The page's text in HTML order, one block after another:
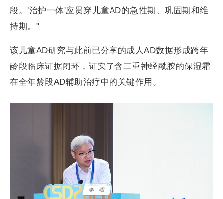
段。'治护一体'应贯穿儿童AD的急性期、巩固期和维
持期。"
该儿童AD研究与此前已分享的成人AD数据形成跨年
龄段临床证据闭环，证实了含三重神经酰胺的保湿霜
在全年龄段AD辅助治疗中的关键作用。